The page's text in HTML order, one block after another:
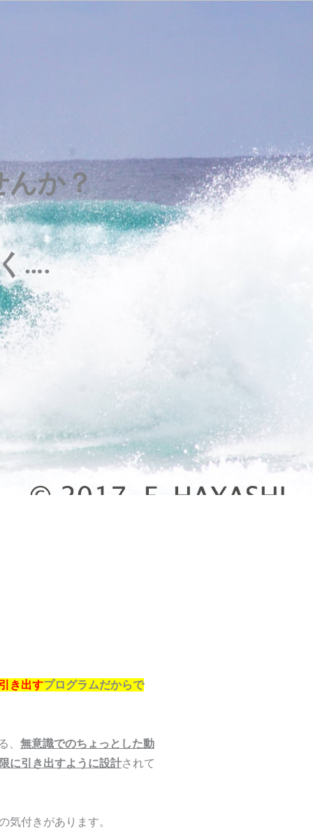
んか？
….
き出すプログラムだからで
、 無意識でのちょっとした動
に引き出すように設計されて
気付きがあります。